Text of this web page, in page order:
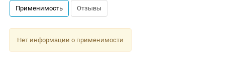
Применимость Отзывы
Нет информации о применимости